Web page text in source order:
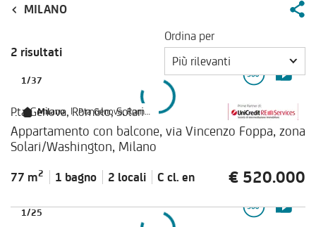
MILANO
2 risultati
Ordina per
Più rilevanti
Milano P.ta Genova, Romolo, Solari
1/37
P.ta Genova, Romolo, Solari
Appartamento con balcone, via Vincenzo Foppa, zona
Solari/Washington, Milano
77 m2 1 bagno 2 locali C cl. en € 520.000
1/25